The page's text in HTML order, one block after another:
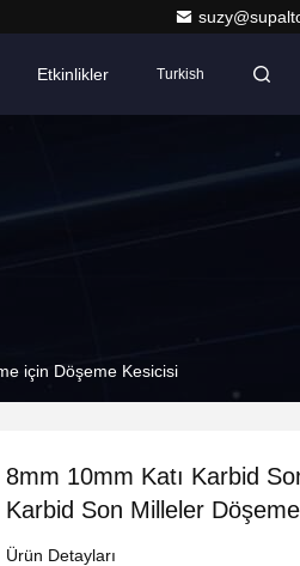
Etkinlikler Turkish
için Döşeme Kesicisi
8mm 10mm Katı Karbid
Karbid Son Milleler
Ürün Detayları